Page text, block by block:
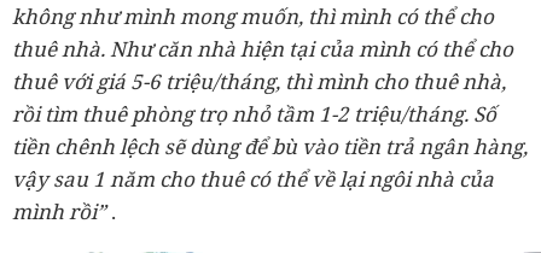
không như mình mong muốn, thì mình có thể cho
thuê nhà. Như căn nhà hiện tại của mình có thể cho
thuê với giá 5-6 triệu/tháng, thì mình cho thuê nhà,
rồi tìm thuê phòng trọ nhỏ tầm 1-2 triệu/tháng. Số
tiền chênh lệch sẽ dùng để bù vào tiền trả ngân hàng,
vậy sau 1 năm cho thuê có thể về lại ngôi nhà của
mình rồi”.